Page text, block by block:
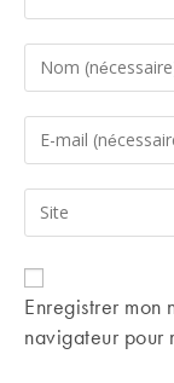
Enter
your
name
comment
Enter
your
email
address
comment
Saisir
l’URL
de
votre
(facultatif)
Enregistrer mon
navigateur pour